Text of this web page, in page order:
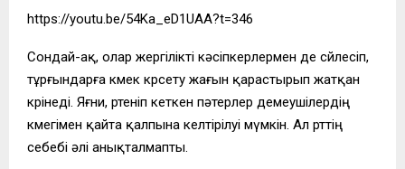
https://youtu.be/54Ka_eD1UAA?t=346
Сондай-ақ, олар жергілікті кәсіпкерлермен де сөйлесіп,
тұрғындарға көмек көрсету жағын қарастырып жатқан
көрінеді. Яғни, өртеніп кеткен пәтерлер демеушілердің
көмегімен қайта қалпына келтірілуі мүмкін. Ал өрттің
себебі әлі анықталмапты.